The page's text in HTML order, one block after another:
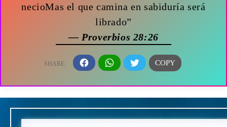
necioMas el que camina en sabiduría será
librado”
— Proverbios 28:26